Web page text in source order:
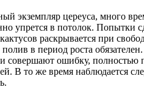
экземпляр цереуса, много
упрется в потолок. Попытки
раскрывается при
в период роста
ошибку, полностью
В то же время наблюдается